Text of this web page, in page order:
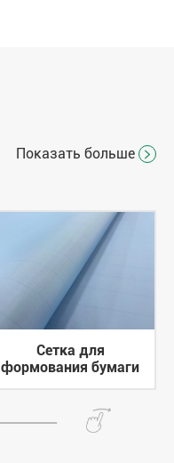
Показать больше 
Сетка для
формования бумаги